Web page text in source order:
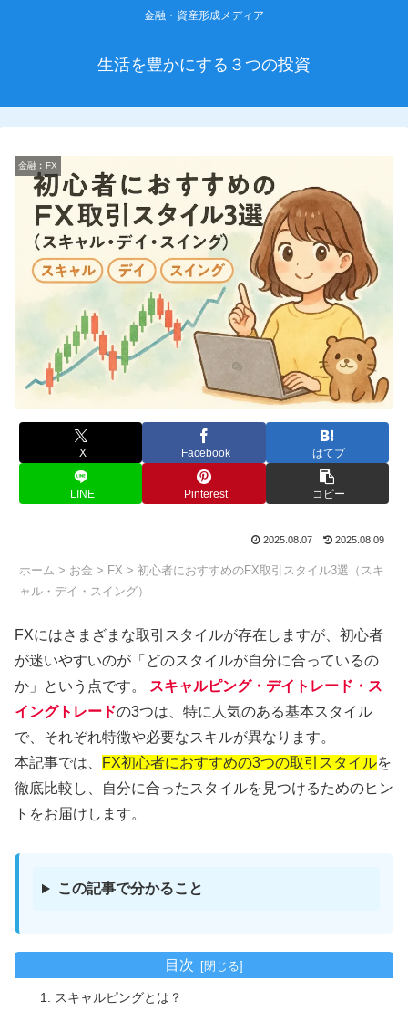
金融・資産形成メディア
生活を豊かにする３つの投資
金融︰FX
X Facebook はてブ
LINE Pinterest コピー
2025.08.07 2025.08.09
ホーム > お金 > FX > 初心者におすすめのFX取引スタイル3選（スキ
ャル・デイ・スイング）
FXにはさまざまな取引スタイルが存在しますが、初心者
が迷いやすいのが「どのスタイルが自分に合っているの
か」という点です。 スキャルピング・デイトレード・ス
イングトレードの3つは、特に人気のある基本スタイル
で、それぞれ特徴や必要なスキルが異なります。
本記事では、
FX初心者におすすめの3つの取引スタイルを
徹底比較し、自分に合ったスタイルを見つけるためのヒン
トをお届けします。
この記事で分かること
目次
スキャルピングとは？